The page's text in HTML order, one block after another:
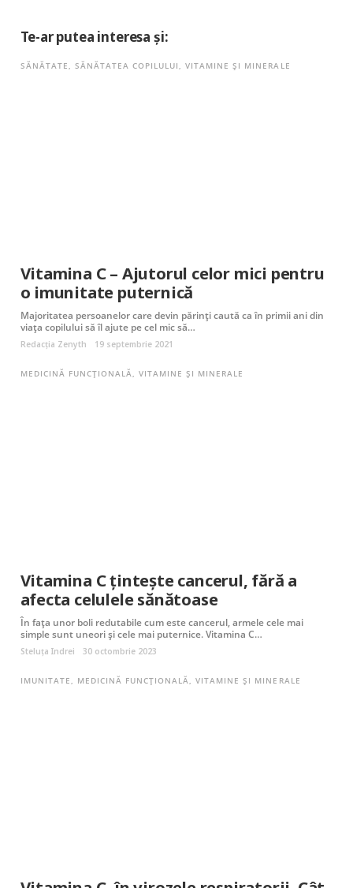
Te-ar putea interesa și:
SĂNĂTATE, SĂNĂTATEA COPILULUI,VITAMINE ȘI MINERALE
Vitamina C – Ajutorul celor mici pentru
o imunitate puternică
Majoritatea persoanelor care devin părinți caută ca în primii ani din
viața copilului să îl ajute pe cel mic să…
Redacția Zenyth 19 septembrie 2021
MEDICINĂ FUNCȚIONALĂ VITAMINE ȘI MINERALE
Vitamina C țintește cancerul, fără a
afecta celulele sănătoase
În fața unor boli redutabile cum este cancerul, armele cele mai
simple sunt uneori și cele mai puternice. Vitamina C…
Steluța Indrei 30 octombrie 2023
IMUNITATE, MEDICINĂ FUNCȚIONALĂ,VITAMINE ȘI MINERALE